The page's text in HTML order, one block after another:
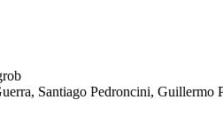
Santiago Pedroncini, Guillermo